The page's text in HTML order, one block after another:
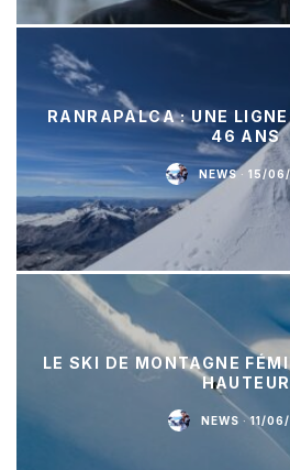
RANRAPALCA : UNE
46 ANS
NEWS · 15/
LE SKI DE MONTAGNE
HAUTEUR
NEWS · 11/